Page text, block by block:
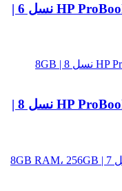
لپ تاپ استوک HP ProBook 640 G2 Core i5 نسل 6 |
لپ تاپ استوک HP ProBook 450 G6 Core i5 نسل 8 |